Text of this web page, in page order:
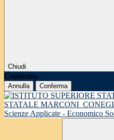
Chiudi
Conferma
Annulla Conferma
STATALE MARCONI
Scienze Applicate - Economico